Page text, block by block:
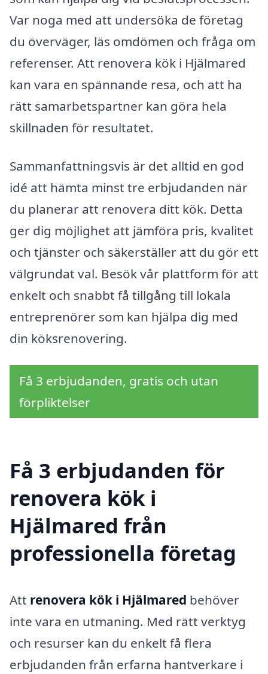
Var noga med att undersöka de företag
du överväger, läs omdömen och fråga om
referenser. Att renovera kök i Hjälmared
kan vara en spännande resa, och att ha
rätt samarbetspartner kan göra hela
skillnaden för resultatet.
Sammanfattningsvis är det alltid en god
idé att hämta minst tre erbjudanden när
du planerar att renovera ditt kök. Detta
ger dig möjlighet att jämföra pris, kvalitet
och tjänster och säkerställer att du gör ett
välgrundat val. Besök vår plattform för att
enkelt och snabbt få tillgång till lokala
entreprenörer som kan hjälpa dig med
din köksrenovering.
Få 3 erbjudanden, gratis och utan
förpliktelser
Få 3 erbjudanden för
renovera kök i
Hjälmared från
professionella företag
Att renovera kök i Hjälmared behöver
inte vara en utmaning. Med rätt verktyg
och resurser kan du enkelt få flera
erbjudanden från erfarna hantverkare i